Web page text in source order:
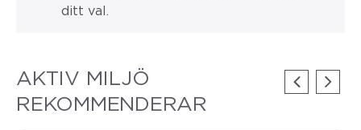
ditt val.
AKTIV MILJÖ
REKOMMENDERAR